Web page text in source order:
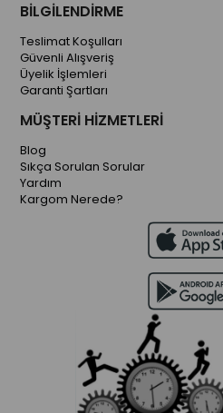
BİLGİLENDİRME
Teslimat Koşulları
Güvenli Alışveriş
Üyelik İşlemleri
Garanti Şartları
MÜŞTERİ HİZMETLERİ
Blog
Sıkça Sorulan Sorular
Yardım
Kargom Nerede?